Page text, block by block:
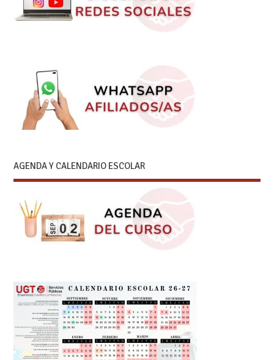
AGENDA Y CALENDARIO ESCOLAR